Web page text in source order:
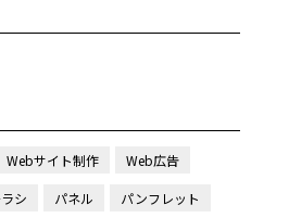
Webサイト制作 Web広告
シ パネル パンフレット